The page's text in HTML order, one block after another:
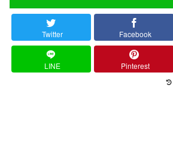
Twitter Facebook
LINE Pinterest